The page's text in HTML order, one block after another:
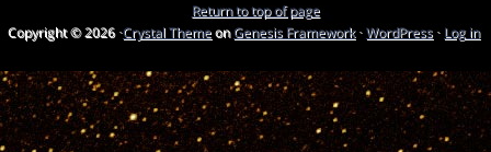
Return to top of page
Copyright © 2026 ·Crystal ThemeonGenesis Framework·WordPress· Log in